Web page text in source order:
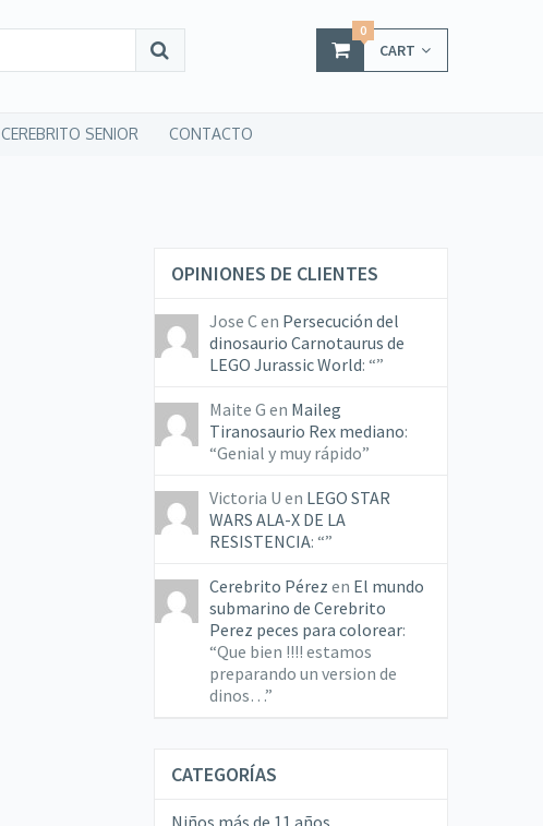
CART
0
CEREBRITO SENIOR CONTACTO
OPINIONES DE CLIENTES
Jose Cen Persecución del
dinosaurio Carnotaurus de
LEGO Jurassic World: “”
Maite G en Maileg
Tiranosaurio Rex mediano:
“Genial y muy rápido”
Victoria U en LEGO STAR
WARS ALA-X DE LA
RESISTENCIA: “”
Cerebrito Pérez en El mundo
submarino de Cerebrito
Perez peces para colorear:
“Que bien !!!! estamos
preparando un version de
dinos…”
CATEGORÍAS
Niños más de 11 años